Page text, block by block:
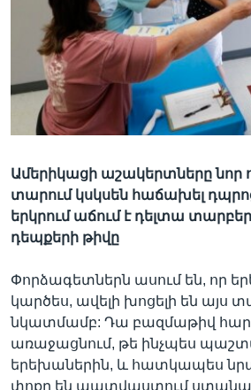
Լեզուներ
Ամերիկացի աշակերտները նոր
տարում կսկսեն հաճախել
երկրում աճում է դելտա
դեպքերի թիվը
Փորձագետներն ասում են, որ
կարծես, ավելի խոցելի են այս
նկատմամբ: Դա բազմաթիվ
առաջացնում, թե ինչպես
երեխաներին, և հատկապես
փոքր են պատվաստում